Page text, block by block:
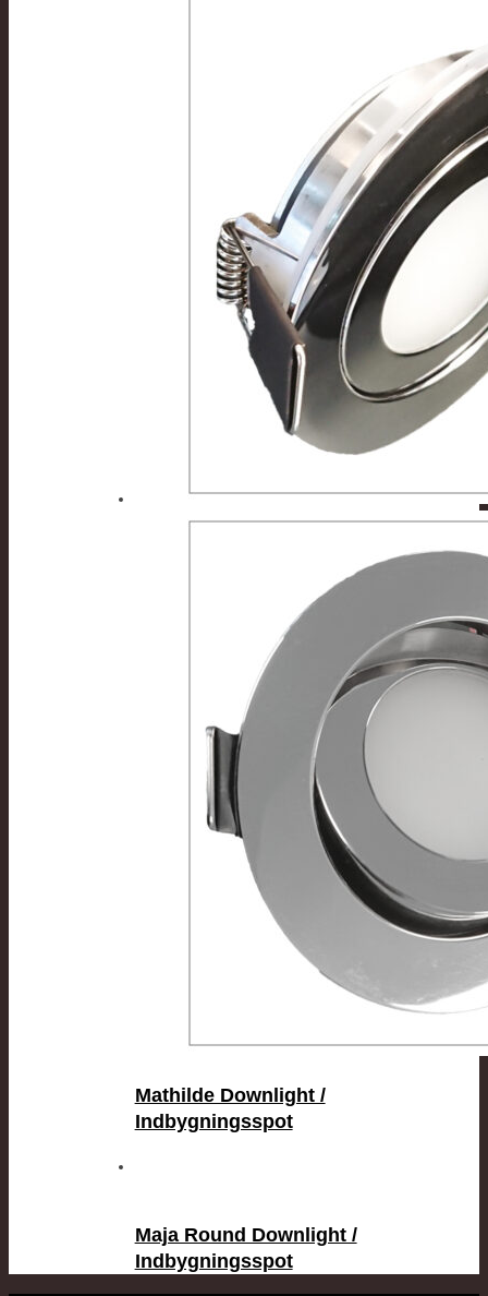
Mathilde Downlight /
Indbygningsspot
Maja Round Downlight /
Indbygningsspot